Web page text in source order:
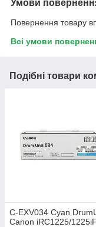
Умови
Повернення товару
Всі умови
Подібні товари
C-EXV034 Cyan
Canon iRC1225/1225iF